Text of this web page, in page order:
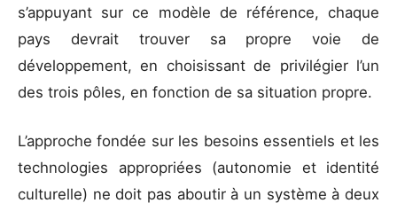
s’appuyant sur ce modèle de référence, chaque
pays devrait trouver sa propre voie de
développement, en choisissant de privilégier l’un
des trois pôles, en fonction de sa situation propre.
L’approche fondée sur les besoins essentiels et les
technologies appropriées (autonomie et identité
culturelle) ne doit pas aboutir à un système à deux